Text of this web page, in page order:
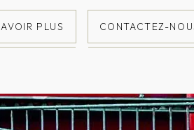
PLUS CONTACTEZ-